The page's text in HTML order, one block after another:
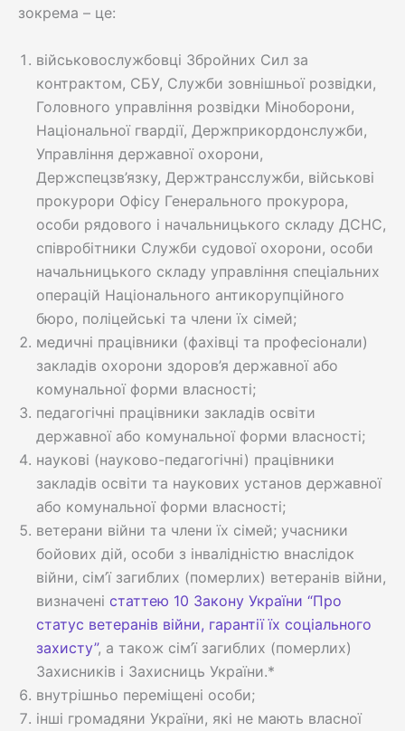
зокрема – це:
військовослужбовці Збройних Сил за
контрактом, СБУ, Служби зовнішньої розвідки,
Головного управління розвідки Міноборони,
Національної гвардії, Держприкордонслужби,
Управління державної охорони,
Держспецзв’язку, Держтрансслужби, військові
прокурори Офісу Генерального прокурора,
особи рядового і начальницького складу ДСНС,
співробітники Служби судової охорони, особи
начальницького складу управління спеціальних
операцій Національного антикорупційного
бюро, поліцейські та члени їх сімей;
медичні працівники (фахівці та професіонали)
закладів охорони здоров’я державної або
комунальної форми власності;
педагогічні працівники закладів освіти
державної або комунальної форми власності;
наукові (науково-педагогічні) працівники
закладів освіти та наукових установ державної
або комунальної форми власності;
ветерани війни та члени їх сімей; учасники
бойових дій, особи з інвалідністю внаслідок
війни, сім’ї загиблих (померлих) ветеранів війни,
визначені статтею 10 Закону України “Про
статус ветеранів війни, гарантії їх соціального
захисту”, а також сім’ї загиблих (померлих)
Захисників і Захисниць України.*
внутрішньо переміщені особи;
інші громадяни України, які не мають власної